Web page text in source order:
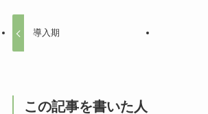
導入期
この記事を書いた人